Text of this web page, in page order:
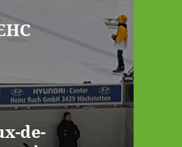
de-